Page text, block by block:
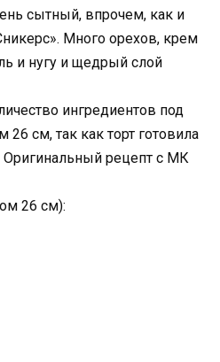
сытный, впрочем, как и
Много орехов, крем
и нугу и щедрый слой
ингредиентов под
см, так как торт готовила
рецепт с МК
26 см):